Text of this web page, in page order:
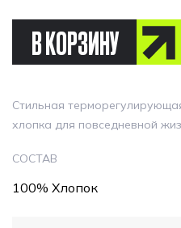
В КОРЗИНУ
Стильная
хлопка для повседневной
СОСТАВ
100% Хлопок